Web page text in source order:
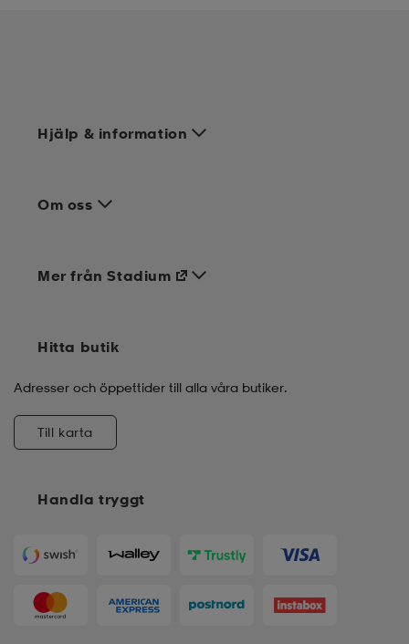
Hjälp & information
Om oss
Handla tryggt
Mer från Stadium
Hitta butik
Adresser och öppettider till alla våra butiker.
Till karta